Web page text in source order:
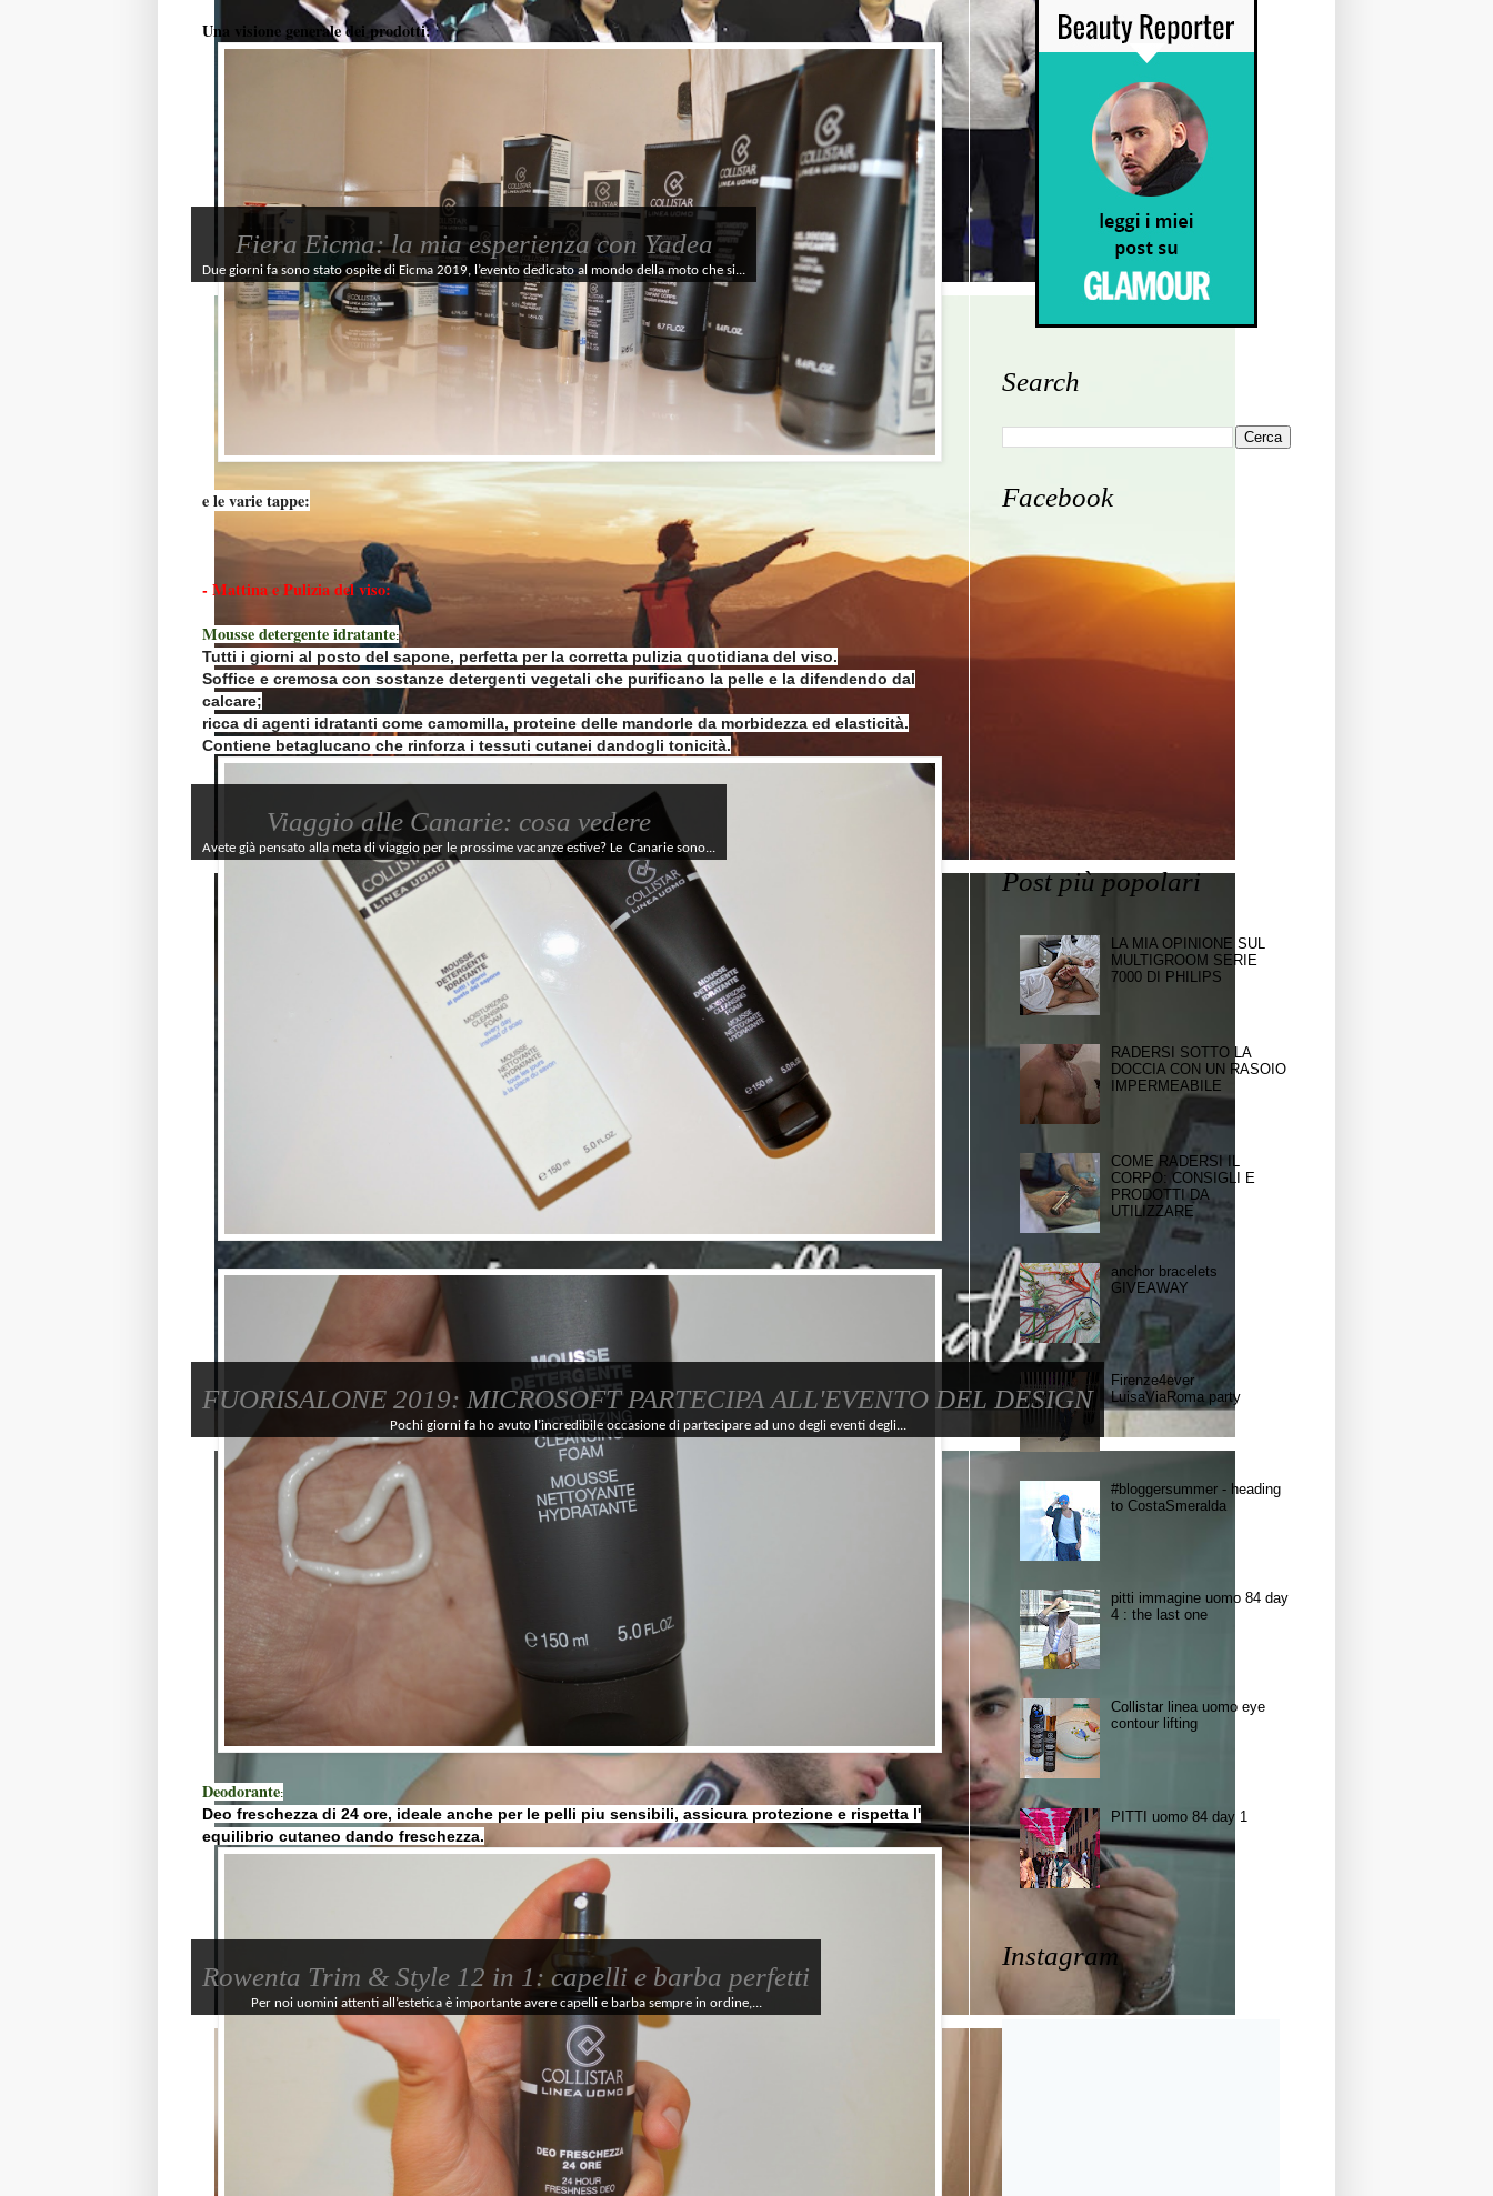
Fiera Eicma: la mia esperienza con Yadea
Due giorni fa sono stato ospite di Eicma 2019, l’evento dedicato al mondo della moto che si...
Viaggio alle Canarie: cosa vedere
Avete già pensato alla meta di viaggio per le prossime vacanze estive? Le Canarie sono...
FUORISALONE 2019: MICROSOFT PARTECIPA ALL'EVENTO DEL DESIGN
Pochi giorni fa ho avuto l’incredibile occasione di partecipare ad uno degli eventi degli...
Rowenta Trim & Style 12 in 1: capelli e barba perfetti
Per noi uomini attenti all’estetica è importante avere capelli e barba sempre in ordine,...
Una visione generale dei prodotti:
e le varie tappe:
- Mattina e Pulizia del viso:
Mousse detergente idratante:
Tutti i giorni al posto del sapone, perfetta per la corretta pulizia quotidiana del viso.
Soffice e cremosa con sostanze detergenti vegetali che purificano la pelle e la difendendo dal
calcare;
ricca di agenti idratanti come camomilla, proteine delle mandorle da morbidezza ed elasticità.
Contiene betaglucano che rinforza i tessuti cutanei dandogli tonicità.
Deodorante:
Deo freschezza di 24 ore, ideale anche per le pelli piu sensibili, assicura protezione e rispetta l'
equilibrio cutaneo dando freschezza.
Search
Facebook
Post più popolari
LA MIA OPINIONE SUL
MULTIGROOM SERIE
7000 DI PHILIPS
RADERSI SOTTO LA
DOCCIA CON UN RASOIO
IMPERMEABILE
COME RADERSI IL
CORPO: CONSIGLI E
PRODOTTI DA
UTILIZZARE
anchor bracelets
GIVEAWAY
Firenze4ever
LuisaViaRoma party
#bloggersummer - heading
to CostaSmeralda
pitti immagine uomo 84 day
4 : the last one
Collistar linea uomo eye
contour lifting
PITTI uomo 84 day 1
Instagram